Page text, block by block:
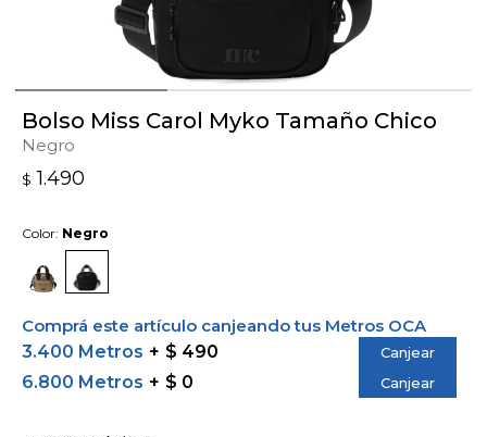
Bolso Miss Carol Myko Tamaño Chico
Negro
$ 1.490
Color: Negro
Comprá este artículo canjeando tus Metros OCA
3.400 Metros
$ 490 Canjear
6.800 Metros $ 0 Canjear